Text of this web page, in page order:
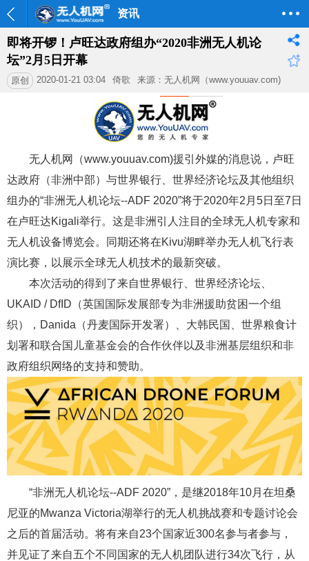
资讯
即将开锣！卢旺达政府组办“2020非洲无人机论
坛”2月5日开幕
原创 2020-01-21 03:04 倚歌 来源：无人机网（www.youuav.com)
无人机网（www.youuav.com)援引外媒的消息说，卢旺
达政府（非洲中部）与世界银行、世界经济论坛及其他组织
组办的“非洲无人机论坛--ADF 2020”将于2020年2月5日至7日
在卢旺达Kigali举行。这是非洲引人注目的全球无人机专家和
无人机设备博览会。同期还将在Kivu湖畔举办无人机飞行表
演比赛，以展示全球无人机技术的最新突破。
本次活动的得到了来自世界银行、世界经济论坛、
UKAID / DfID（英国国际发展部专为非洲援助贫困一个组
织），Danida（丹麦国际开发署）、大韩民国、世界粮食计
划署和联合国儿童基金会的合作伙伴以及非洲基层组织和非
政府组织网络的支持和赞助。
“非洲无人机论坛--ADF 2020”，是继2018年10月在坦桑
尼亚的Mwanza Victoria湖举行的无人机挑战赛和专题讨论会
之后的首届活动。将有来自23个国家近300名参与者参与，
并见证了来自五个不同国家的无人机团队进行34次飞行，从